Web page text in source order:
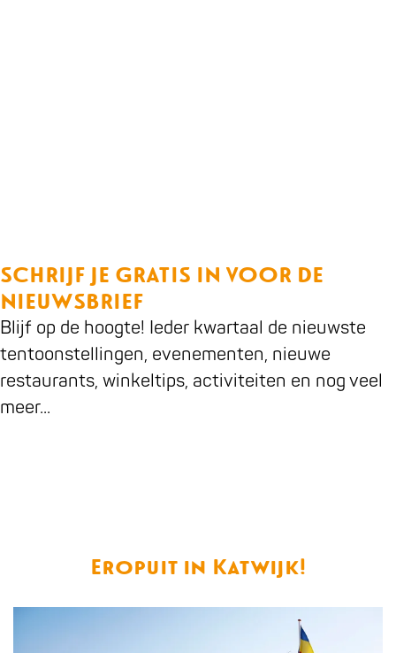
SCHRIJF JE GRATIS IN VOOR DE
NIEUWSBRIEF
Blijf op de hoogte! Ieder kwartaal de nieuwste
tentoonstellingen, evenementen, nieuwe
restaurants, winkeltips, activiteiten en nog veel
meer...
Eropuit in Katwijk!